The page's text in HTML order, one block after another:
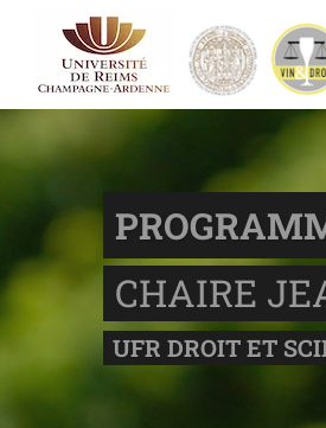
CHAIRE
UFR DROIT ET